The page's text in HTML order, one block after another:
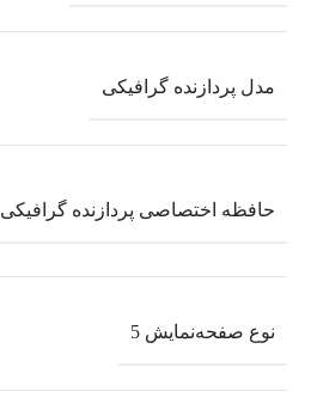
مدل پردازنده گرافیکی
حافظه اختصاصی پردازنده گرافیکی
نوع صفحه‌نمایش 5